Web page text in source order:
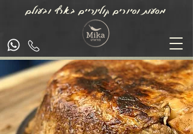
מסעות וסיורים קולינריים בארץ ובעולם